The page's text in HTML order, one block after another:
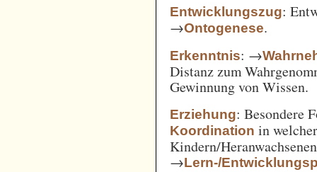
Entwicklungszug:
→Ontogenese.
Erkenntnis: →
Distanz zum
Gewinnung von Wissen.
Erziehung: Besondere
Koordination in
Kindern/
→Lern-/